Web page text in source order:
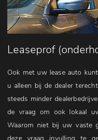
Leaseprof
Ook met uw lease auto
u alleen bij de dealer
steeds minder
de vraag om ook lokaal
Waarom niet bij uw vaste